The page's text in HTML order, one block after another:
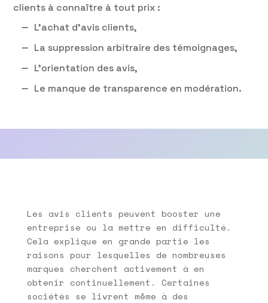
clients à connaître à tout prix :
L’achat d’avis clients,
La suppression arbitraire des témoignages,
L’orientation des avis,
Le manque de transparence en modération.
Les avis clients peuvent booster une
entreprise ou la mettre en difficulté.
Cela explique en grande partie les
raisons pour lesquelles de nombreuses
marques cherchent activement à en
obtenir continuellement. Certaines
sociétés se livrent même à des